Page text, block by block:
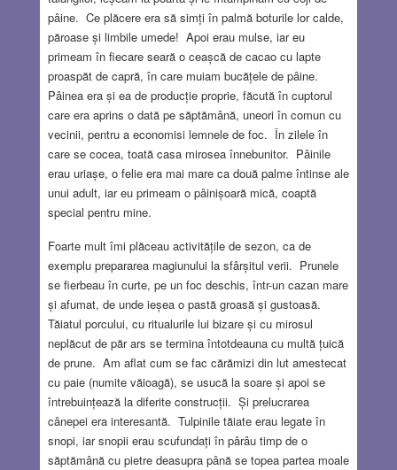
pâine. Ce plăcere era să simți în palmă boturile lor calde,
păroase și limbile umede! Apoi erau mulse, iar eu
primeam în fiecare seară o ceașcă de cacao cu lapte
proaspăt de capră, în care muiam bucățele de pâine.
Pâinea era și ea de producție proprie, făcută în cuptorul
care era aprins o dată pe săptămână, uneori în comun cu
vecinii, pentru a economisi lemnele de foc. În zilele în
care se cocea, toată casa mirosea înnebunitor. Pâinile
erau uriașe, o felie era mai mare ca două palme întinse ale
unui adult, iar eu primeam o pâinișoară mică, coaptă
special pentru mine.
Foarte mult îmi plăceau activitățile de sezon, ca de
exemplu prepararea magiunului la sfârșitul verii. Prunele
se fierbeau în curte, pe un foc deschis, într-un cazan mare
și afumat, de unde ieșea o pastă groasă și gustoasă.
Tăiatul porcului, cu ritualurile lui bizare și cu mirosul
neplăcut de păr ars se termina întotdeauna cu multă țuică
de prune. Am aflat cum se fac cărămizi din lut amestecat
cu paie (numite văioagă), se usucă la soare și apoi se
întrebuințează la diferite construcții. Și prelucrarea
cânepei era interesantă. Tulpinile tăiate erau legate în
snopi, iar snopii erau scufundați în pârâu timp de o
săptămână cu pietre deasupra până se topea partea moale